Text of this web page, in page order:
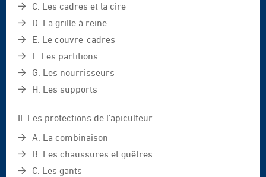
C. Les cadres et la cire
D. La grille à reine
E. Le couvre-cadres
F. Les partitions
G. Les nourrisseurs
H. Les supports
II. Les protections de l’apiculteur
A. La combinaison
B. Les chaussures et guêtres
C. Les gants